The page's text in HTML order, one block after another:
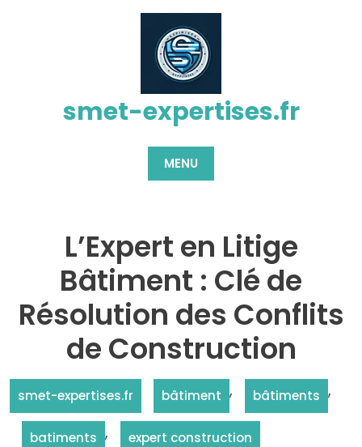
smet-expertises.fr
MENU
L’Expert en Litige
Bâtiment : Clé de
Résolution des Conflits
de Construction
smet-expertises.fr bâtiment , bâtiments ,
batiments , expert construction